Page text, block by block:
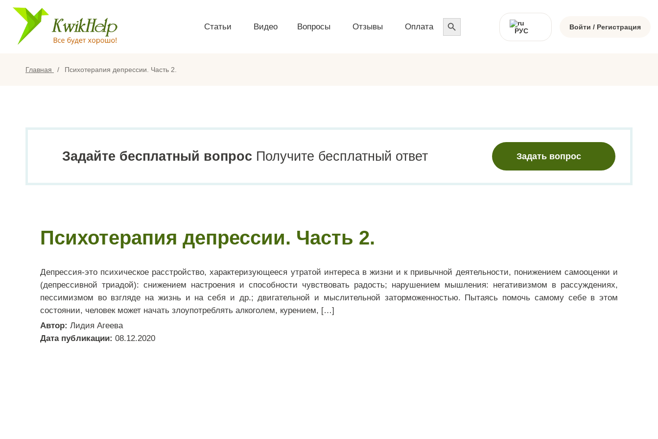
Статьи Видео Вопросы Отзывы Оплата
Search
for:
РУС
Войти / Регистрация
Главная Психотерапия депрессии. Часть 2.
Задайте бесплатный вопрос Получите бесплатный ответ Задать вопрос
Психотерапия депрессии. Часть 2.
Депрессия-это психическое расстройство, характеризующееся утратой интереса в жизни и к привычной деятельности, понижением самооценки и
(депрессивной триадой): снижением настроения и способности чувствовать радость; нарушением мышления: негативизмом в рассуждениях,
пессимизмом во взгляде на жизнь и на себя и др.; двигательной и мыслительной заторможенностью. Пытаясь помочь самому себе в этом
состоянии, человек может начать злоупотреблять алкоголем, курением, […]
Автор: Лидия Агеева
Дата публикации: 08.12.2020